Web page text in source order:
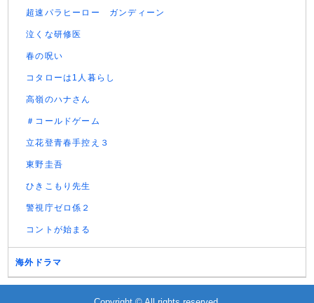
超速パラヒーロー ガンディーン
泣くな研修医
春の呪い
コタローは1人暮らし
高嶺のハナさん
＃コールドゲーム
立花登青春手控え３
東野圭吾
ひきこもり先生
警視庁ゼロ係２
コントが始まる
海外ドラマ